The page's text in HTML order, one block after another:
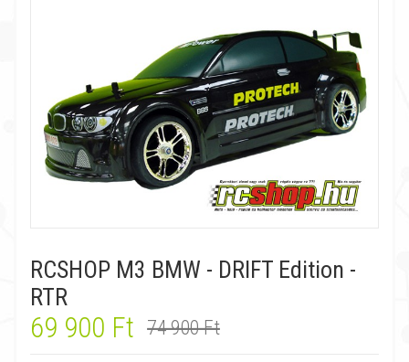
RCSHOP M3 BMW - DRIFT Edition -
RTR
69 900 Ft 74 900 Ft